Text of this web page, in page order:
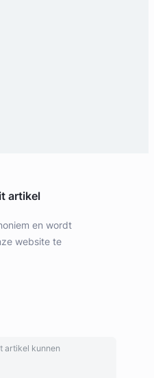
artikel
en wordt
website te